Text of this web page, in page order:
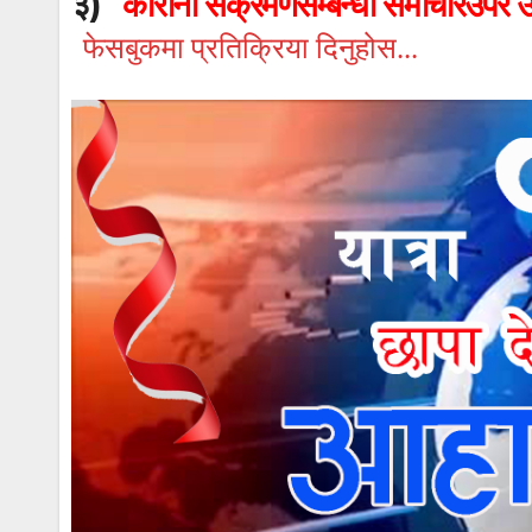
फेसबुकमा प्रतिक्रिया दिनुहोस...